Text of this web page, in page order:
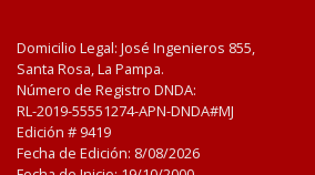
Domicilio Legal: José Ingenieros 855,
Santa Rosa, La Pampa.
Número de Registro DNDA:
RL-2019-55551274-APN-DNDA#MJ
Edición # 9419
Fecha de Edición: 8/08/2026